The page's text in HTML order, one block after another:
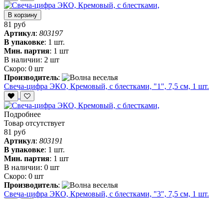
В корзину
81 руб
Артикул: 803197
В упаковке: 1 шт.
Мин. партия: 1 шт
В наличии: 2 шт
Скоро: 0 шт
Производитель:
Свеча-цифра ЭКО, Кремовый, с блестками, "1", 7,5 см, 1 шт.
Подробнее
Товар отсутствует
81 руб
Артикул: 803191
В упаковке: 1 шт.
Мин. партия: 1 шт
В наличии: 0 шт
Скоро: 0 шт
Производитель:
Свеча-цифра ЭКО, Кремовый, с блестками, "3", 7,5 см, 1 шт.